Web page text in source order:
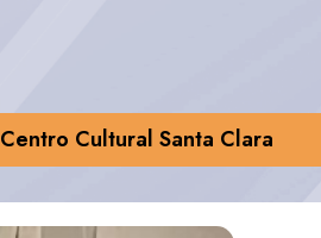
Centro Cultural Santa Clara